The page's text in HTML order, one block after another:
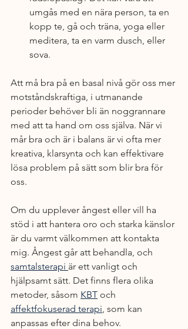
umgås med en nära person, ta en
kopp te, gå och träna, yoga eller
meditera, ta en varm dusch, eller
sova.
Att må bra på en basal nivå gör oss mer
motståndskraftiga, i utmanande
perioder behöver bli än noggrannare
med att ta hand om oss själva. När vi
mår bra och är i balans är vi ofta mer
kreativa, klarsynta och kan effektivare
lösa problem på sätt som blir bra för
oss.
Om du upplever ångest eller vill ha
stöd i att hantera oro och starka känslor
är du varmt välkommen att kontakta
mig. Ångest går att behandla, och
samtalsterapi är ett vanligt och
hjälpsamt sätt. Det finns flera olika
metoder, såsom KBT och
affektfokuserad terapi, som kan
anpassas efter dina behov.